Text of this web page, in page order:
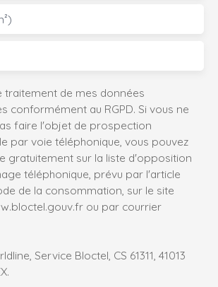
traitement de mes données
conformément au RGPD. Si vous ne
faire l'objet de prospection
par voie téléphonique, vous pouvez
gratuitement sur la liste d'opposition
téléphonique, prévu par l'article
de la consommation, sur le site
ou par courrier
Service Bloctel, CS 61311, 41013